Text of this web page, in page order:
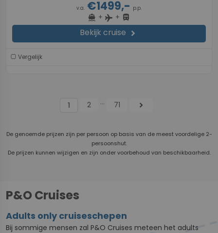
v.a. €1499,- p.p.
directions_boat + flight + directions_bus
Bekijk cruise chevron_right
Vergelijk
1 2 ... 71 chevron_right
De genoemde prijzen zijn per persoon op basis van de meest voordelige 2-
persoonshut.
De prijzen kunnen wijzigen en zijn onder voorbehoud van beschikbaarheid.
P&O Cruises
Adults only cruiseschepen
Bij sommige mensen zal P&O Cruises meteen het adults